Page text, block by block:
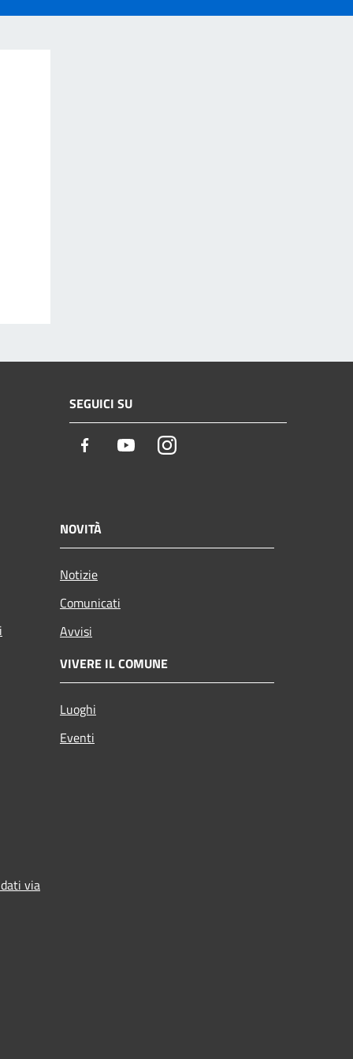
SEGUICI SU
Facebook YoutubeInstagram
NOVITÀ
Notizie
Comunicati
Avvisi
VIVERE IL COMUNE
Luoghi
Eventi
via